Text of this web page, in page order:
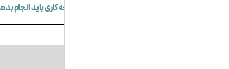
در صورت عدم اصالت محصول چه کاری باید انجام